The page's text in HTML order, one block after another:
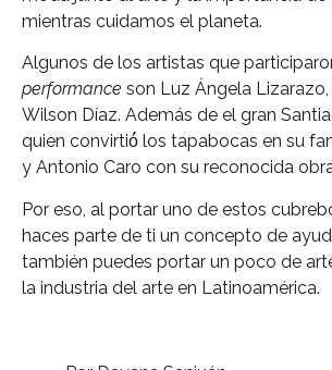
mientras cuidamos el planeta.
Algunos de los artistas que
performance son Luz Ángela
Wilson Díaz. Además de el gran
quien convirtió́ los tapabocas en su
y Antonio Caro con su reconocida
Por eso, al portar uno de estos
haces parte de ti un concepto de
también puedes portar un poco de
la industria del arte en Latinoamérica.